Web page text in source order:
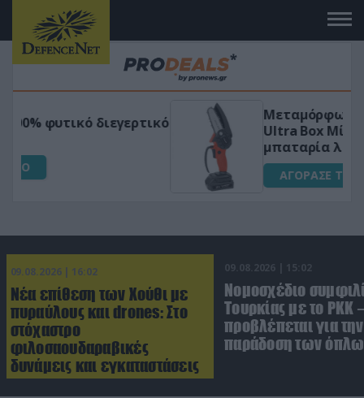
Μεταμόρφωσε τον κήπο σου με το
Ultra Box Μίνι Αλυσοπρίονο με
μπαταρία λιθίου
09.08.2026 | 16:02
Νέα επίθεση των Χούθι με
πυραύλους και drones: Στο
στόχαστρο
φιλοσαουδαραβικές
δυνάμεις και εγκαταστάσεις
09.08.2026 | 15:02
Νομοσχέδιο
Τουρκίας με το ΡΚΚ
προβλέπεται για την
παράδοση των